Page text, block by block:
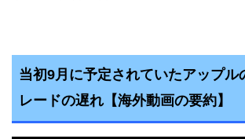
当初9月に予定されていたアップル
レードの遅れ【海外動画の要約】